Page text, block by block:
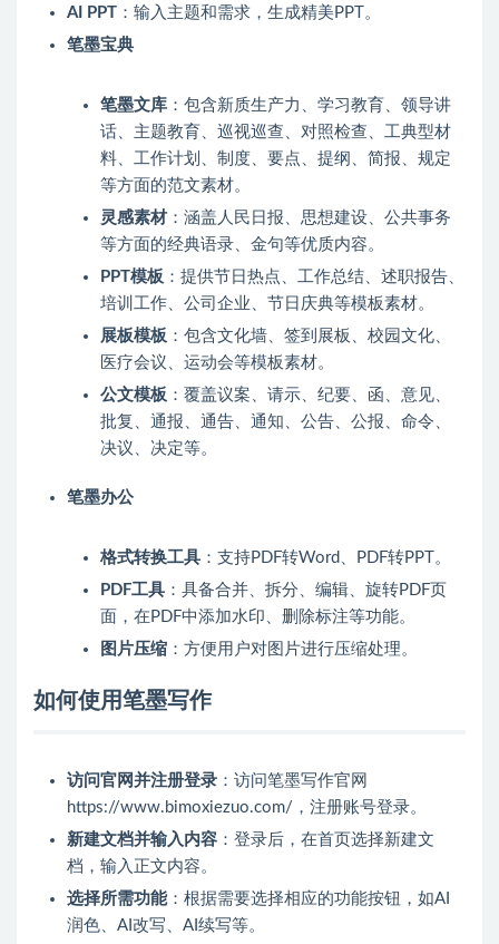
AI PPT ：输入主题和需求，生成精美PPT。
笔墨宝典
笔墨文库 ：包含新质生产力、学习教育、领导讲
话、主题教育、巡视巡查、对照检查、工典型材
料、工作计划、制度、要点、提纲、简报、规定
等方面的范文素材。
灵感素材：涵盖人民日报、思想建设、公共事务
等方面的经典语录、金句等优质内容。
PPT模板 ：提供节日热点、工作总结、述职报告、
培训工作、公司企业、节日庆典等模板素材。
展板模板 ：包含文化墙、签到展板、校园文化、
医疗会议、运动会等模板素材。
公文模板 ：覆盖议案、请示、纪要、函、意见、
批复、通报、通告、通知、公告、公报、命令、
决议、决定等。
笔墨办公
格式转换工具 ：支持PDF转Word、PDF转PPT。
PDF工具 ：具备合并、拆分、编辑、旋转PDF页
面，在PDF中添加水印、删除标注等功能。
图片压缩 ：方便用户对图片进行压缩处理。
如何使用笔墨写作
访问官网并注册登录 ：访问笔墨写作官网
https://www.bimoxiezuo.com/，注册账号登录。
新建文档并输入内容 ：登录后，在首页选择新建文
档，输入正文内容。
选择所需功能：根据需要选择相应的功能按钮，如AI
润色、AI改写、AI续写等。